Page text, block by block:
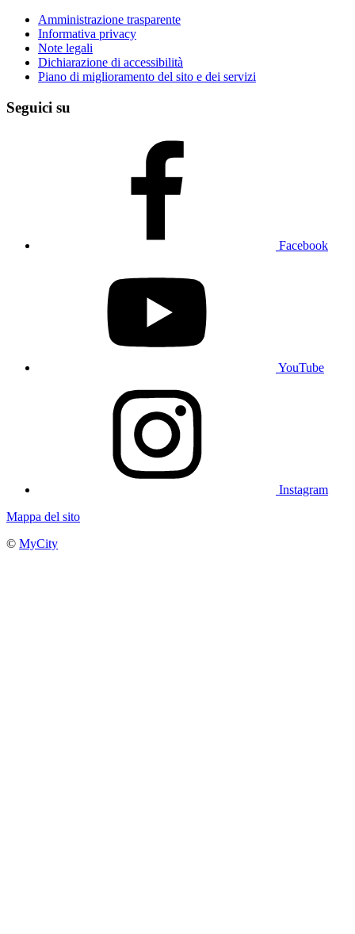
Amministrazione trasparente
Informativa privacy
Note legali
Dichiarazione di accessibilità
Piano di miglioramento del sito e dei servizi
Seguici su
Facebook
YouTube
Instagram
Mappa del sito
© MyCity